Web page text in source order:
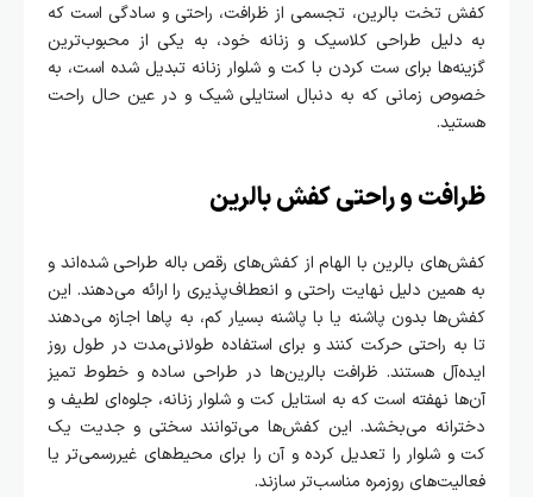
کفش تخت بالرین، تجسمی از ظرافت، راحتی و سادگی است که
به دلیل طراحی کلاسیک و زنانه خود، به یکی از محبوب‌ترین
گزینه‌ها برای ست کردن با کت و شلوار زنانه تبدیل شده است، به
خصوص زمانی که به دنبال استایلی شیک و در عین حال راحت
هستید.
ظرافت و راحتی کفش بالرین
کفش‌های بالرین با الهام از کفش‌های رقص باله طراحی شده‌اند و
به همین دلیل نهایت راحتی و انعطاف‌پذیری را ارائه می‌دهند. این
کفش‌ها بدون پاشنه یا با پاشنه بسیار کم، به پاها اجازه می‌دهند
تا به راحتی حرکت کنند و برای استفاده طولانی‌مدت در طول روز
ایده‌آل هستند. ظرافت بالرین‌ها در طراحی ساده و خطوط تمیز
آن‌ها نهفته است که به استایل کت و شلوار زنانه، جلوه‌ای لطیف و
دخترانه می‌بخشد. این کفش‌ها می‌توانند سختی و جدیت یک
کت و شلوار را تعدیل کرده و آن را برای محیط‌های غیررسمی‌تر یا
فعالیت‌های روزمره مناسب‌تر سازند.